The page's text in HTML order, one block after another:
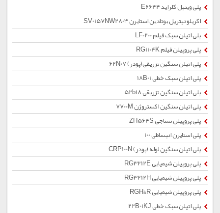
پلی وینیل کلراید E6644
اکریلو نیتریل بوتادین استایرن SV0157NW2803
پلی اتیلن سبک فیلم LF0200
پلی پروپیلن فیلم RG1104K
پلی اتیلن سنگین تزریقی(پودر) 62N07
پلی اتیلن سبک خطی 18B01
پلی اتیلن سنگین تزریقی 52b18
پلی اتیلن سنگین اکستروژن 7700M
پلی پروپیلن نساجی ZH564S
پلی استایرن انبساطی 100
پلی اتیلن سنگین لوله (پودر) CRP100N
پلی پروپیلن شیمیایی RG3212E
پلی پروپیلن شیمیایی RG3212H
پلی پروپیلن شیمیایی RGH&R
پلی اتیلن سبک خطی 22B01KJ